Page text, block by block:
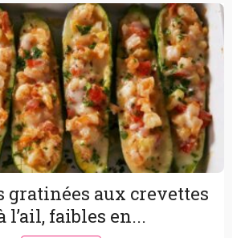
gratinées aux crevettes
l’ail, faibles en...